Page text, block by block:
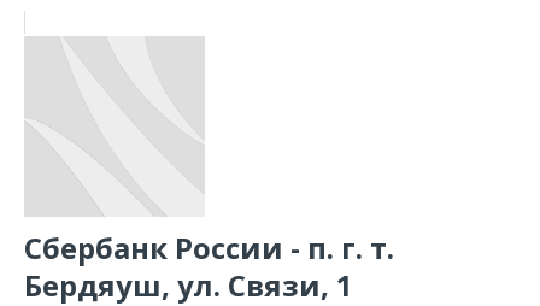
Сбербанк России - п. г. т.
Бердяуш, ул. Связи, 1